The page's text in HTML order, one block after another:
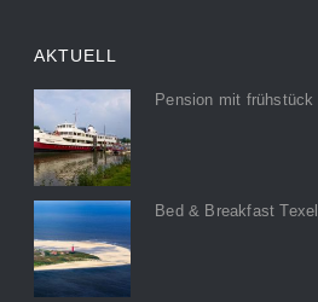
AKTUELL
Pension mit frühstück
Bed & Breakfast